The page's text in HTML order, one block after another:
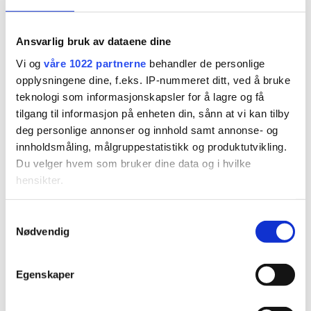
Ansvarlig bruk av dataene dine
Vi og våre 1022 partnerne behandler de personlige
opplysningene dine, f.eks. IP-nummeret ditt, ved å bruke
teknologi som informasjonskapsler for å lagre og få
tilgang til informasjon på enheten din, sånn at vi kan tilby
deg personlige annonser og innhold samt annonse- og
innholdsmåling, målgruppestatistikk og produktutvikling.
Du velger hvem som bruker dine data og i hvilke
hensikter.
Innhente informasjon om den geografiske
Identifisere enheten din ved å aktivt skanne den for
Nødvendig
Egenskaper
Publikum koste seg på
Søgne Live rockfest
«Ser frem til å følge